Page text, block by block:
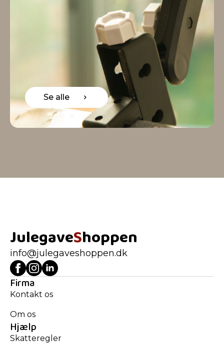
Se alle
JulegaveShoppen
info@julegaveshoppen.dk
Firma
Kontakt os
Om os
Hjælp
Skatteregler